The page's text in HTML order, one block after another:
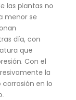
las plantas no
menor se
día, con
que
Con el
la
en lo